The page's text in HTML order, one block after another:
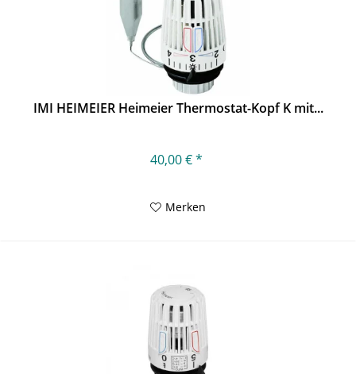
IMI HEIMEIER Heimeier Thermostat-Kopf K mit...
40,00 € *
Merken